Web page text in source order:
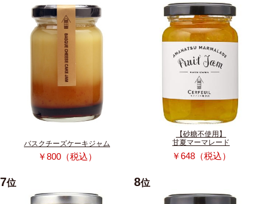
バスクチーズケーキジャム
￥800（税込）
【砂糖不使用】
甘夏マーマレード
￥648（税込）
7位 8位